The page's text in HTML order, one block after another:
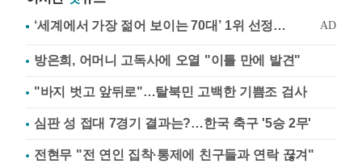
방은희, 어머니 고독사에 오열 "이틀 만에 발견"
"바지 벗고 앞뒤로"…탈북민 고백한 기쁨조 검사
심판 성 접대 7경기 결과는?…한국 축구 '5승 2무'
전현무 "전 연인 집착·통제에 친구들과 연락 끊겨"